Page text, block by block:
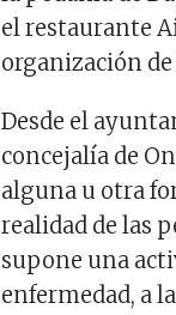
el restaurante
organización de
Desde el
concejalía de
alguna u otra
realidad de las
supone una
enfermedad, a